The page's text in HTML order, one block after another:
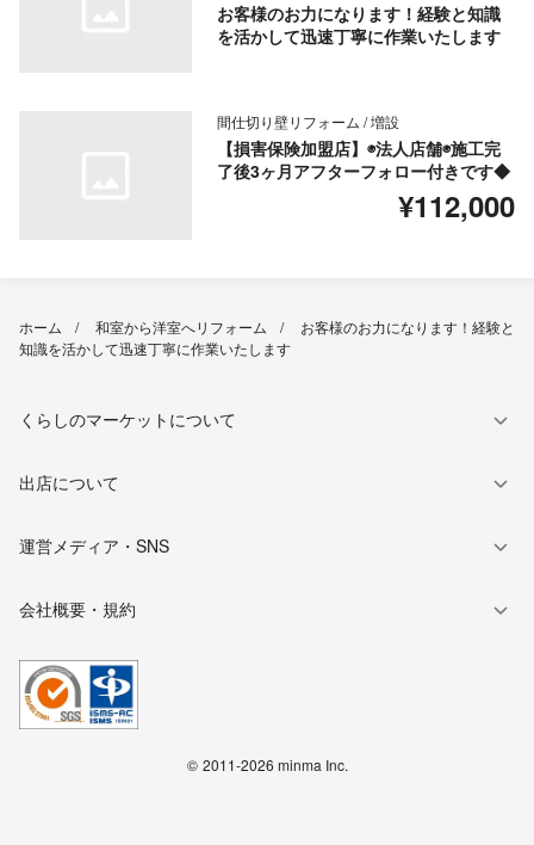
お客様のお力になります！経験と知識
を活かして迅速丁寧に作業いたします
間仕切り壁リフォーム / 増設
【損害保険加盟店】◉法人店舗◉施工完
了後3ヶ月アフターフォロー付きです◆
¥112,000
ホーム 和室から洋室へリフォーム
お客様のお力になります！経験と
知識を活かして迅速丁寧に作業いたします
くらしのマーケットについて
出店について
運営メディア・SNS
会社概要・規約
© 2011-2026 minma Inc.